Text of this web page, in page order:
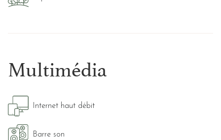
Multimédia
Internet haut débit
Barre son